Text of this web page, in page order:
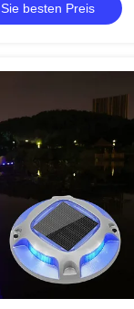
besten Preis